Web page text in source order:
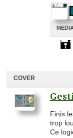
MEDIA
COVER
Finis
trop
Ce